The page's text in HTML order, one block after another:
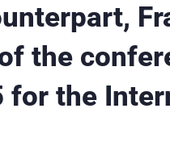
the
for the